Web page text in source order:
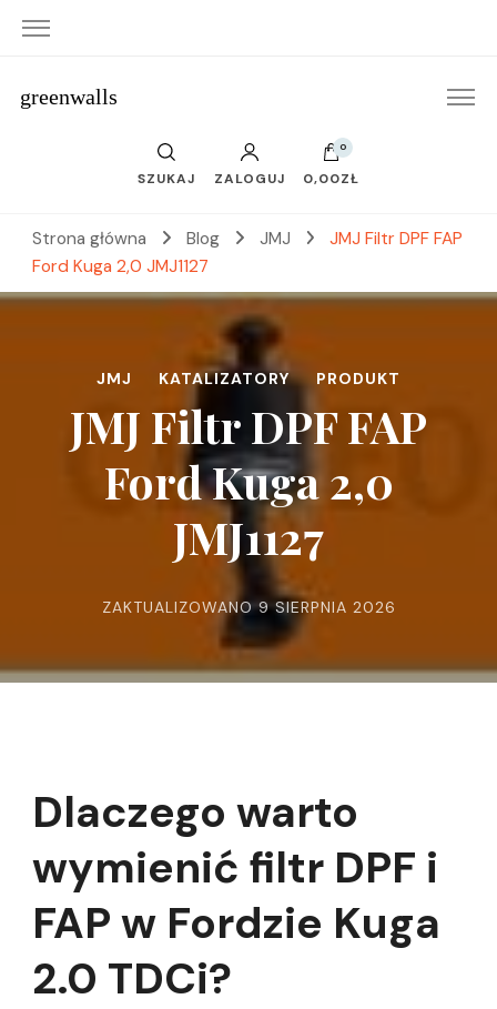
greenwalls
SZUKAJ ZALOGUJ
0
0,00ZŁ
Strona główna Blog JMJ
JMJ Filtr DPF FAP
Ford Kuga 2,0 JMJ1127
JMJ KATALIZATORY PRODUKT
JMJ Filtr DPF FAP
Ford Kuga 2,0
JMJ1127
ZAKTUALIZOWANO9 SIERPNIA 2026
Dlaczego warto
wymienić filtr DPF i
FAP w Fordzie Kuga
2.0 TDCi?